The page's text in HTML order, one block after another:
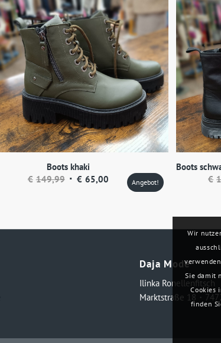
Boots khaki
€ 149,99 Ursprünglicher
€ 65,00AktuellerAngebot!
Boots
€
Daja Mode
Ilinka Ronellenfitsch
Marktstraße 18・
Wir
Sie damit
Cookies
finden